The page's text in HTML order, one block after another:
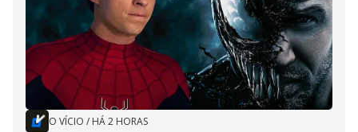
O VÍCIO / HÁ 2 HORAS